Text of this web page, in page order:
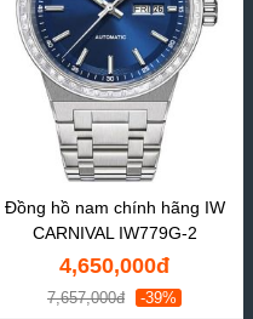
Đồng hồ nam chính hãng IW
CARNIVAL IW779G-2
4,650,000đ
7,657,000đ -39%